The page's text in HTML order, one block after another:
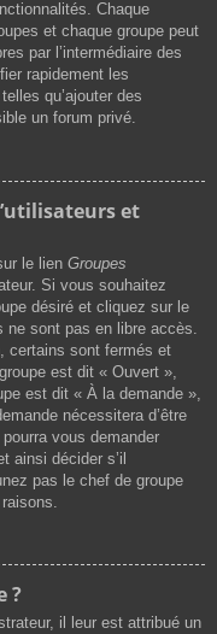
Chaque
et chaque groupe peut
par l’intermédiaire des
rapidement les
qu’ajouter des
un forum privé.
et
le lien Groupes
Si vous souhaitez
désiré et cliquez sur le
ne sont pas en libre accès.
certains sont fermés et
est dit « Ouvert »,
est dit « À la demande »,
nécessitera d’être
vous demander
ainsi décider s’il
pas le chef de groupe
?
il leur est attribué un